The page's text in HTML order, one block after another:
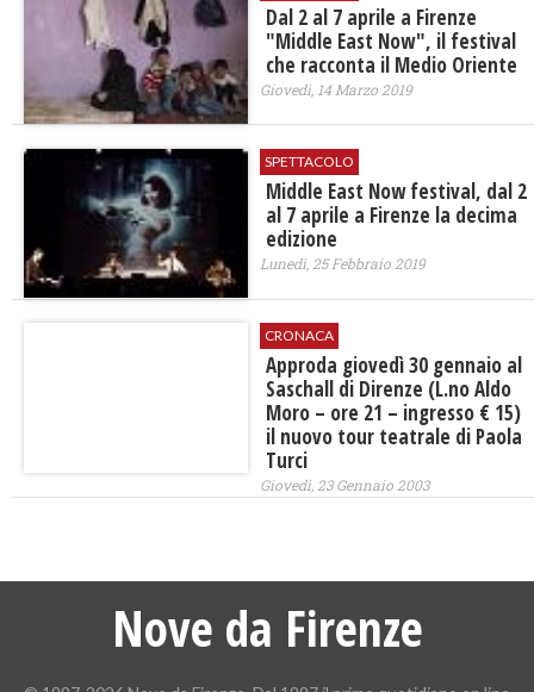
Dal 2 al 7 aprile a Firenze
"Middle East Now", il festival
che racconta il Medio Oriente
Giovedì, 14 Marzo 2019
SPETTACOLO
Middle East Now festival, dal 2
al 7 aprile a Firenze la decima
edizione
Lunedì, 25 Febbraio 2019
CRONACA
Approda giovedì 30 gennaio al
Saschall di Direnze (L.no Aldo
Moro – ore 21 – ingresso € 15)
il nuovo tour teatrale di Paola
Turci
Giovedì, 23 Gennaio 2003
Nove da Firenze